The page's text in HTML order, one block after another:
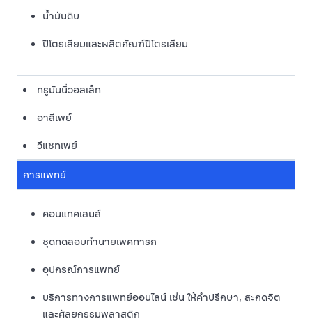
น้ำมันดิบ
ปิโตรเลียมและผลิตภัณฑ์ปิโตรเลียม
ทรูมันนี่วอลเล็ท
อาลีเพย์
วีแชทเพย์
การแพทย์
คอนแทคเลนส์
ชุดทดสอบทำนายเพศทารก
อุปกรณ์การแพทย์
บริการทางการแพทย์ออนไลน์ เช่น ให้คำปรึกษา, สะกดจิต
และศัลยกรรมพลาสติก